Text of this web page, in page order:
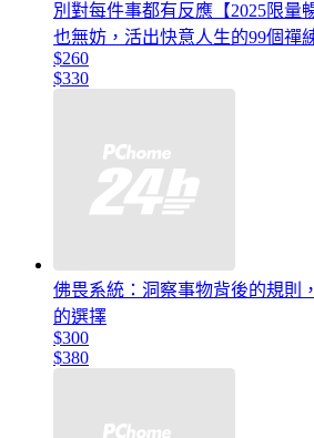
別對每件事都有反應【2025限量
也無妨，活出快意人生的99個禪
$260
$330
佛畏系統：洞察事物背後的規則
的選擇
$300
$380